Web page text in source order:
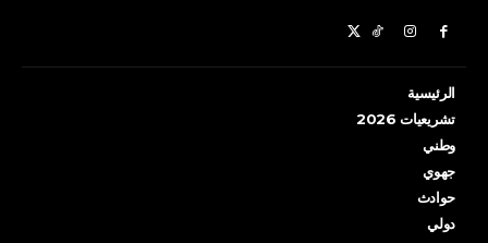
الرئيسية
تشريعيات 2026
وطني
جهوي
حوادث
دولي